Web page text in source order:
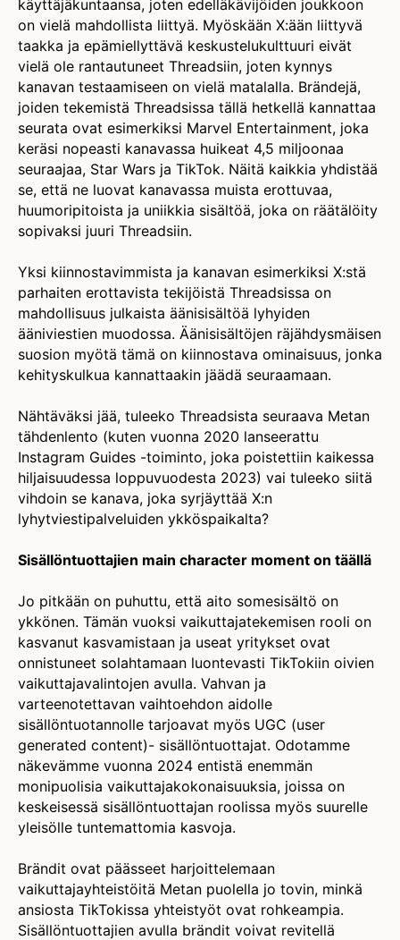
käyttäjäkuntaansa, joten edelläkävijöiden joukkoon
on vielä mahdollista liittyä. Myöskään X:ään liittyvä
taakka ja epämiellyttävä keskustelukulttuuri eivät
vielä ole rantautuneet Threadsiin, joten kynnys
kanavan testaamiseen on vielä matalalla. Brändejä,
joiden tekemistä Threadsissa tällä hetkellä kannattaa
seurata ovat esimerkiksi Marvel Entertainment, joka
keräsi nopeasti kanavassa huikeat 4,5 miljoonaa
seuraajaa, Star Wars ja TikTok. Näitä kaikkia yhdistää
se, että ne luovat kanavassa muista erottuvaa,
huumoripitoista ja uniikkia sisältöä, joka on räätälöity
sopivaksi juuri Threadsiin.
Yksi kiinnostavimmista ja kanavan esimerkiksi X:stä
parhaiten erottavista tekijöistä Threadsissa on
mahdollisuus julkaista äänisisältöä lyhyiden
ääniviestien muodossa. Äänisisältöjen räjähdysmäisen
suosion myötä tämä on kiinnostava ominaisuus, jonka
kehityskulkua kannattaakin jäädä seuraamaan.
Nähtäväksi jää, tuleeko Threadsista seuraava Metan
tähdenlento (kuten vuonna 2020 lanseerattu
Instagram Guides -toiminto, joka poistettiin kaikessa
hiljaisuudessa loppuvuodesta 2023) vai tuleeko siitä
vihdoin se kanava, joka syrjäyttää X:n
lyhytviestipalveluiden ykköspaikalta?
Sisällöntuottajien main character moment on täällä
Jo pitkään on puhuttu, että aito somesisältö on
ykkönen. Tämän vuoksi vaikuttajatekemisen rooli on
kasvanut kasvamistaan ja useat yritykset ovat
onnistuneet solahtamaan luontevasti TikTokiin oivien
vaikuttajavalintojen avulla. Vahvan ja
varteenotettavan vaihtoehdon aidolle
sisällöntuotannolle tarjoavat myös UGC (user
generated content)- sisällöntuottajat. Odotamme
näkevämme vuonna 2024 entistä enemmän
monipuolisia vaikuttajakokonaisuuksia, joissa on
keskeisessä sisällöntuottajan roolissa myös suurelle
yleisölle tuntemattomia kasvoja.
Brändit ovat päässeet harjoittelemaan
vaikuttajayhteistöitä Metan puolella jo tovin, minkä
ansiosta TikTokissa yhteistyöt ovat rohkeampia.
Sisällöntuottajien avulla brändit voivat revitellä